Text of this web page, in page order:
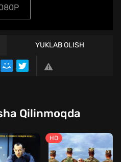
YUKLAB OLISH
Qilinmoqda
HD